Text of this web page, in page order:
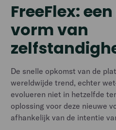
FreeFlex:
vorm van
De snelle opkomst van de
wereldwijde trend, echter
evolueren niet in hetzelfde
oplossing voor deze nieuwe
afhankelijk van de intentie